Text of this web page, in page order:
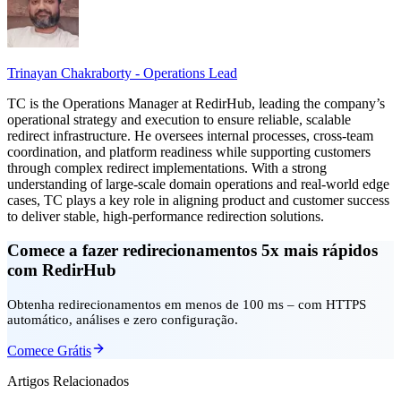
Trinayan Chakraborty - Operations Lead
TC is the Operations Manager at RedirHub, leading the company’s
operational strategy and execution to ensure reliable, scalable
redirect infrastructure. He oversees internal processes, cross-team
coordination, and platform readiness while supporting customers
through complex redirect implementations. With a strong
understanding of large-scale domain operations and real-world edge
cases, TC plays a key role in aligning product and customer success
to deliver stable, high-performance redirection solutions.
Comece a fazer redirecionamentos 5x mais rápidos
com RedirHub
Obtenha redirecionamentos em menos de 100 ms – com HTTPS
automático, análises e zero configuração.
Comece Grátis
Artigos Relacionados